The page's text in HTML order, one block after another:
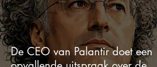
De CEO van Palantir doet een